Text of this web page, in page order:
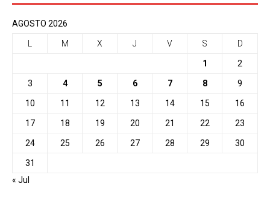
AGOSTO 2026
M X J V S D
1 2
3 4 5 6 7 8 9
10 11 12 13 14 15 16
17 18 19 20 21 22 23
24 25 26 27 28 29 30
31
« Jul